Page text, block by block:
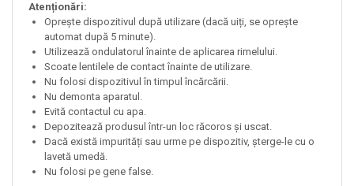
Atenționări:
Oprește dispozitivul după utilizare (dacă uiți, se oprește
automat după 5 minute).
Utilizează ondulatorul înainte de aplicarea rimelului.
Scoate lentilele de contact înainte de utilizare.
Nu folosi dispozitivul în timpul încărcării.
Nu demonta aparatul.
Evită contactul cu apa.
Depozitează produsul într-un loc răcoros și uscat.
Dacă există impurități sau urme pe dispozitiv, șterge-le cu o
lavetă umedă.
Nu folosi pe gene false.